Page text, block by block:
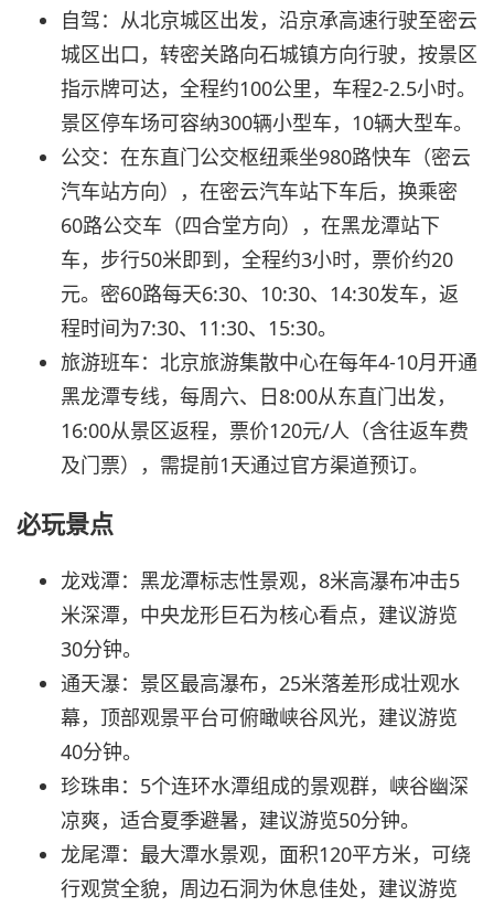
自驾：从北京城区出发，沿京承高速行驶至密云
城区出口，转密关路向石城镇方向行驶，按景区
指示牌可达，全程约100公里，车程2-2.5小时。
景区停车场可容纳300辆小型车，10辆大型车。
公交：在东直门公交枢纽乘坐980路快车（密云
汽车站方向），在密云汽车站下车后，换乘密
60路公交车（四合堂方向），在黑龙潭站下
车，步行50米即到，全程约3小时，票价约20
元。密60路每天6:30、10:30、14:30发车，返
程时间为7:30、11:30、15:30。
旅游班车：北京旅游集散中心在每年4-10月开通
黑龙潭专线，每周六、日8:00从东直门出发，
16:00从景区返程，票价120元/人（含往返车费
及门票），需提前1天通过官方渠道预订。
必玩景点
龙戏潭：黑龙潭标志性景观，8米高瀑布冲击5
米深潭，中央龙形巨石为核心看点，建议游览
30分钟。
通天瀑：景区最高瀑布，25米落差形成壮观水
幕，顶部观景平台可俯瞰峡谷风光，建议游览
40分钟。
珍珠串：5个连环水潭组成的景观群，峡谷幽深
凉爽，适合夏季避暑，建议游览50分钟。
龙尾潭：最大潭水景观，面积120平方米，可绕
行观赏全貌，周边石洞为休息佳处，建议游览